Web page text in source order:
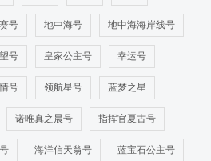
号 地中海号 地中海海岸线号
号 皇家公主号 幸运号
号 领航星号 蓝梦之星
诺唯真之晨号 指挥官夏古号
海洋信天翁号 蓝宝石公主号